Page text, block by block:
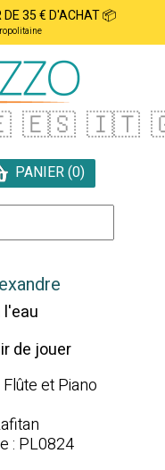
DE 35 € D'ACHAT 📦
🇪🇸 🇮🇹
PANIER (0)
l'eau
de jouer
et Piano
: PL0824